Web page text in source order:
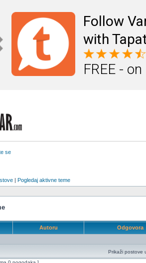
Follow
with
FREE -
se
| Pogledaj aktivne teme
Autoru Odgovora
Prikaži postove